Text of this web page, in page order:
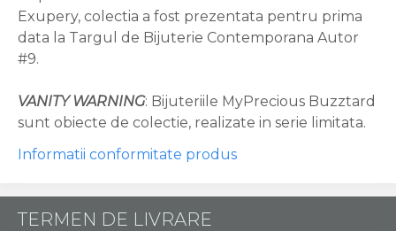
Exupery, colectia a fost prezentata pentru prima
data la Targul de Bijuterie Contemporana Autor
#9.
VANITY WARNING: Bijuteriile MyPrecious Buzztard
sunt obiecte de colectie, realizate in serie limitata.
Informatii conformitate produs
TERMEN DE LIVRARE